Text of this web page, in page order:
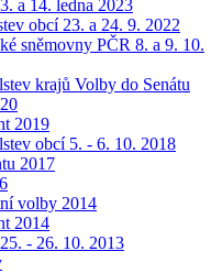
a 14. ledna 2023
obcí 23. a 24. 9. 2022
sněmovny PČR 8. a 9. 10.
krajů Volby do Senátu
2019
obcí 5. - 6. 10. 2018
2017
volby 2014
2014
- 26. 10. 2013